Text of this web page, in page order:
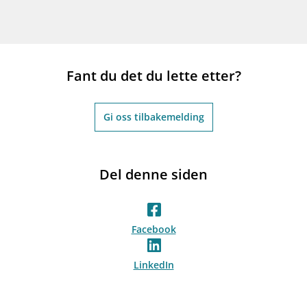
Fant du det du lette etter?
Gi oss tilbakemelding
Del denne siden
Facebook
LinkedIn